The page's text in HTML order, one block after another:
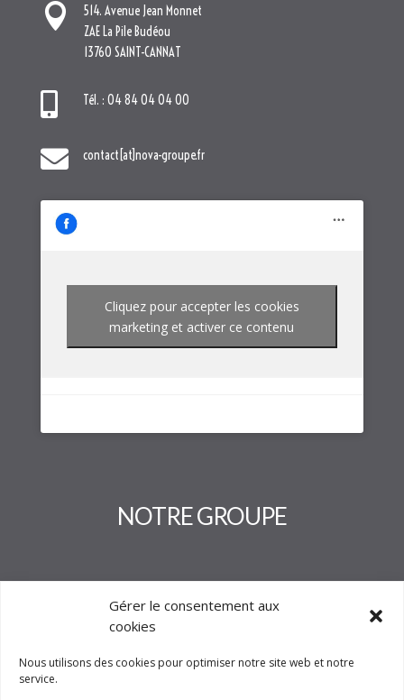
Gérer le consentement aux
cookies
Nous utilisons des cookies pour optimiser notre site web et notre
service.

514. Avenue Jean Monnet
ZAE La Pile Budéou
13760 SAINT-CANNAT
 Tél. : 04 84 04 04 00
 contact[at]nova-groupe.fr
Cliquez pour accepter les cookies
marketing et activer ce contenu
NOTRE GROUPE